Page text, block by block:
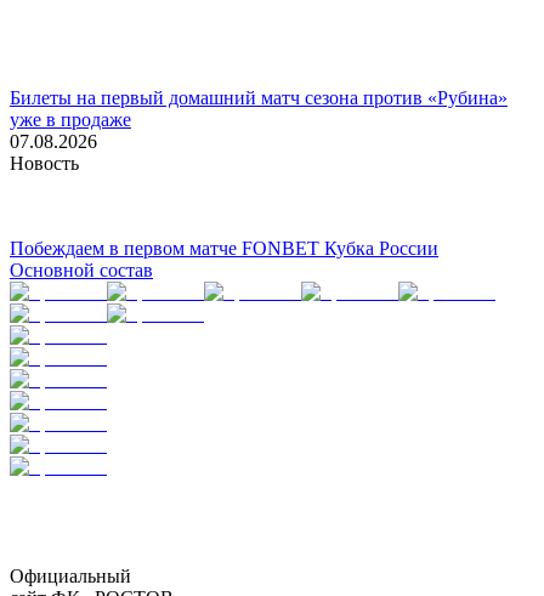
Билеты на первый домашний матч сезона против «Рубина»
уже в продаже
07.08.2026
Новость
Побеждаем в первом матче FONBET Кубка России
Основной состав
Официальный